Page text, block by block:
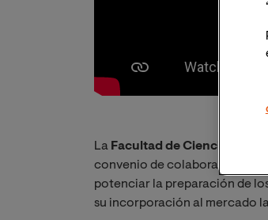
La Facultad de Ciencias de la
convenio de colaboración
potenciar la preparación de
su incorporación al mercado